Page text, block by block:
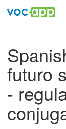
futuro
-